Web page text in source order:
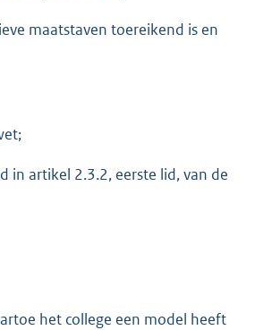
maatstaven toereikend is en
in artikel 2.3.2, eerste lid, van de
het college een model heeft